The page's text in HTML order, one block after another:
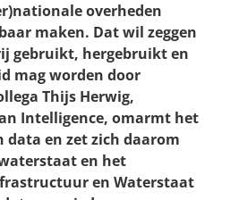
overheden
maken. Dat wil zeggen
gebruikt, hergebruikt en
mag worden door
Thijs Herwig,
Intelligence, omarmt het
data en zet zich daarom
en het
en Waterstaat